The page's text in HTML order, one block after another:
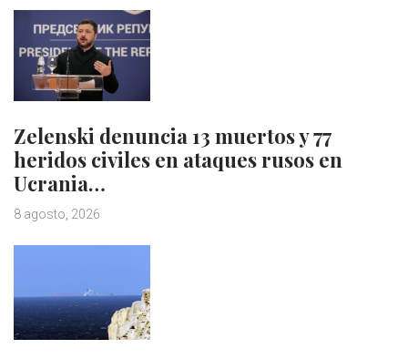
Zelenski denuncia 13 muertos y 77
heridos civiles en ataques rusos en
Ucrania…
8 agosto, 2026